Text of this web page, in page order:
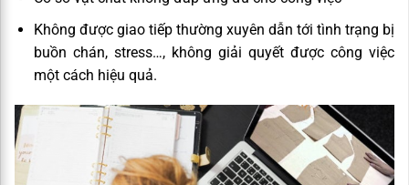
Không được giao tiếp thường xuyên dẫn tới tình trạng bị
buồn chán, stress…, không giải quyết được công việc
một cách hiệu quả.